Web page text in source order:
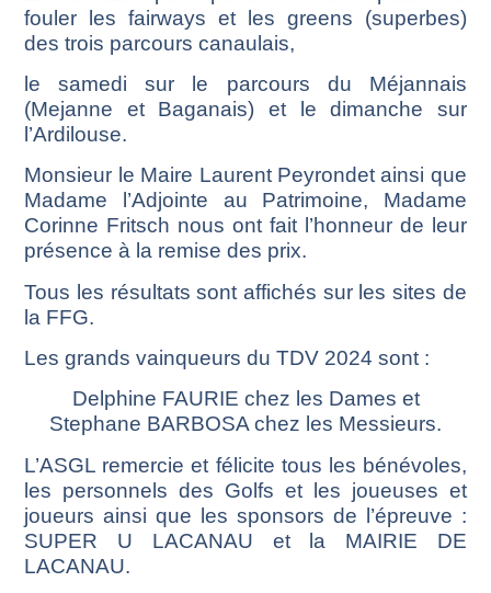
fouler les fairways et les greens (superbes)
des trois parcours canaulais,
le samedi sur le parcours du Méjannais
(Mejanne et Baganais) et le dimanche sur
l’Ardilouse.
Monsieur le Maire Laurent Peyrondet ainsi que
Madame l’Adjointe au Patrimoine, Madame
Corinne Fritsch nous ont fait l’honneur de leur
présence à la remise des prix.
Tous les résultats sont affichés sur les sites de
la FFG.
Les grands vainqueurs du TDV 2024 sont :
Delphine FAURIE chez les Dames et
Stephane BARBOSA chez les Messieurs.
L’ASGL remercie et félicite tous les bénévoles,
les personnels des Golfs et les joueuses et
joueurs ainsi que les sponsors de l’épreuve :
SUPER U LACANAU et la MAIRIE DE
LACANAU.